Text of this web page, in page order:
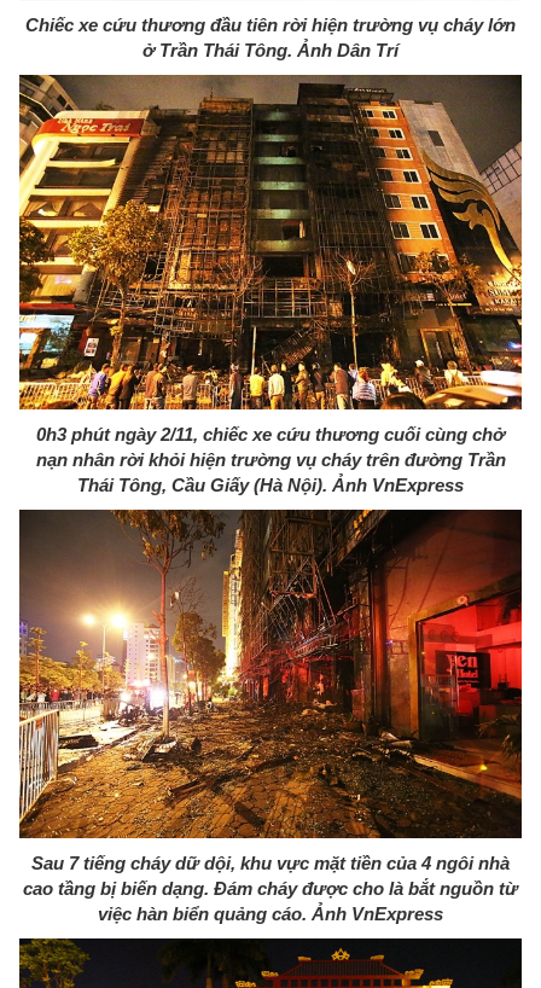
Chiếc xe cứu thương đầu tiên rời hiện trường vụ cháy lớn
ở Trần Thái Tông. Ảnh Dân Trí
0h3 phút ngày 2/11, chiếc xe cứu thương cuối cùng chở
nạn nhân rời khỏi hiện trường vụ cháy trên đường Trần
Thái Tông, Cầu Giấy (Hà Nội). Ảnh VnExpress
Sau 7 tiếng cháy dữ dội, khu vực mặt tiền của 4 ngôi nhà
cao tầng bị biến dạng. Đám cháy được cho là bắt nguồn từ
việc hàn biển quảng cáo. Ảnh VnExpress